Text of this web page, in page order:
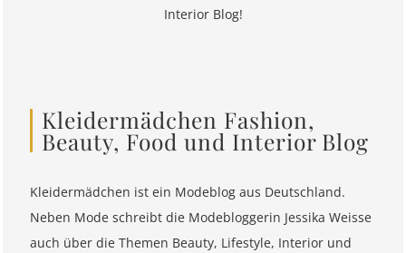
Interior Blog!
Kleidermädchen Fashion,
Beauty, Food und Interior Blog
Kleidermädchen ist ein Modeblog aus Deutschland.
Neben Mode schreibt die Modebloggerin Jessika Weisse
auch über die Themen Beauty, Lifestyle, Interior und